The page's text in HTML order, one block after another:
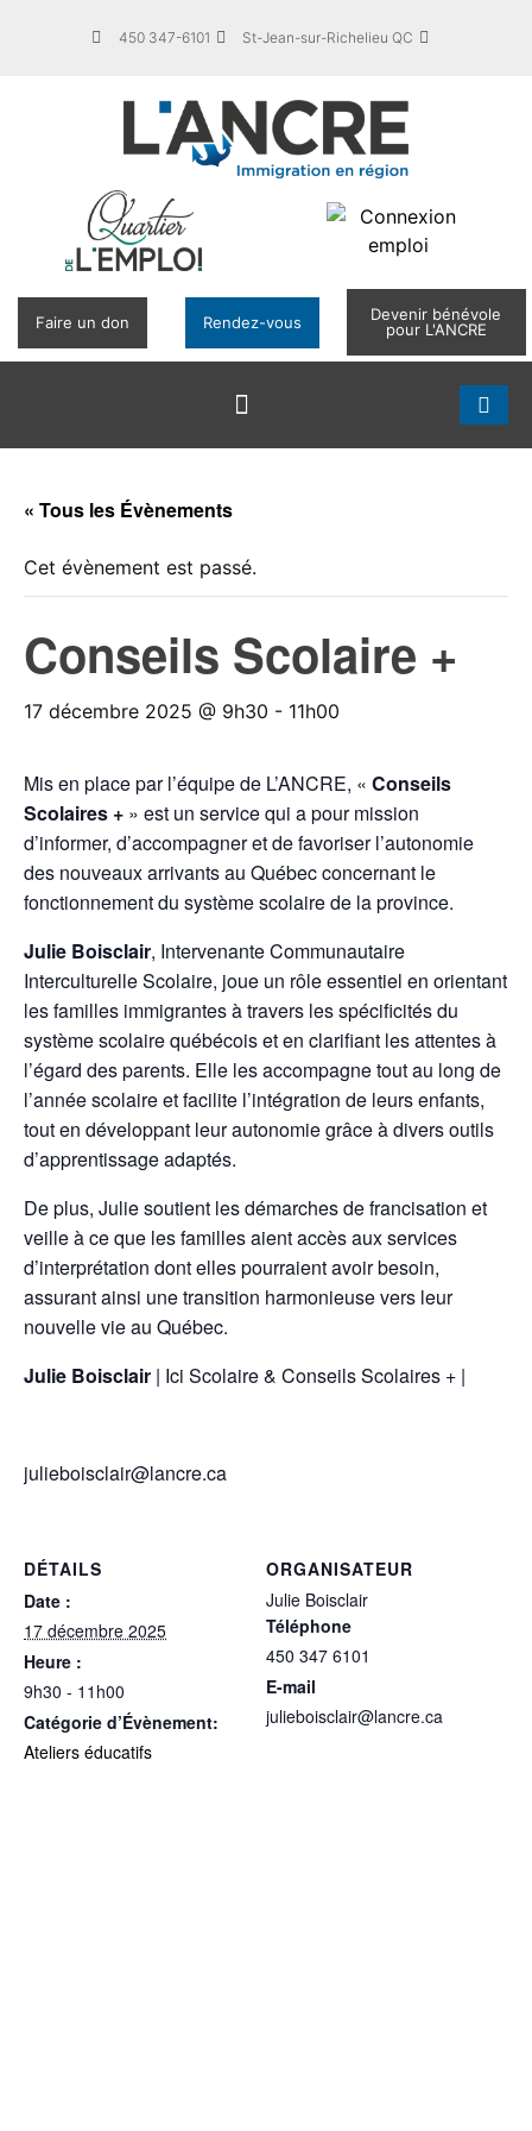
450 347-6101 St-Jean-sur-Richelieu QC
Faire un don Rendez-vous
Devenir bénévole
pour L'ANCRE
« Tous les Évènements
Cet évènement est passé.
Conseils Scolaire +
17 décembre 2025 @ 9h30 - 11h00
Mis en place par l’équipe de L’ANCRE, « Conseils
Scolaires + » est un service qui a pour mission
d’informer, d’accompagner et de favoriser l’autonomie
des nouveaux arrivants au Québec concernant le
fonctionnement du système scolaire de la province.
Julie Boisclair, Intervenante Communautaire
Interculturelle Scolaire, joue un rôle essentiel en orientant
les familles immigrantes à travers les spécificités du
système scolaire québécois et en clarifiant les attentes à
l’égard des parents. Elle les accompagne tout au long de
l’année scolaire et facilite l’intégration de leurs enfants,
tout en développant leur autonomie grâce à divers outils
d’apprentissage adaptés.
De plus, Julie soutient les démarches de francisation et
veille à ce que les familles aient accès aux services
d’interprétation dont elles pourraient avoir besoin,
assurant ainsi une transition harmonieuse vers leur
nouvelle vie au Québec.
Julie Boisclair | Ici Scolaire & Conseils Scolaires + |
julieboisclair@lancre.ca
DÉTAILS
Date :
17 décembre 2025
Heure :
9h30 - 11h00
Catégorie d’Évènement:
Ateliers éducatifs
ORGANISATEUR
Julie Boisclair
Téléphone
450 347 6101
E-mail
julieboisclair@lancre.ca